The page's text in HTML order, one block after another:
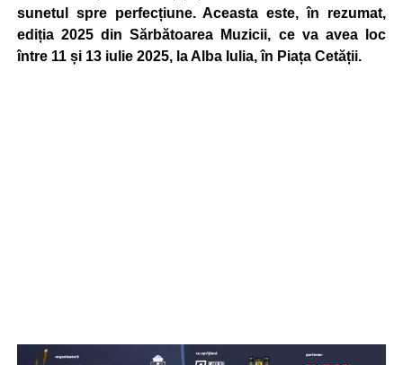
sunetul spre perfecțiune. Aceasta este, în rezumat,
ediția 2025 din Sărbătoarea Muzicii, ce va avea loc
între 11 și 13 iulie 2025, la Alba Iulia, în Piața Cetății.